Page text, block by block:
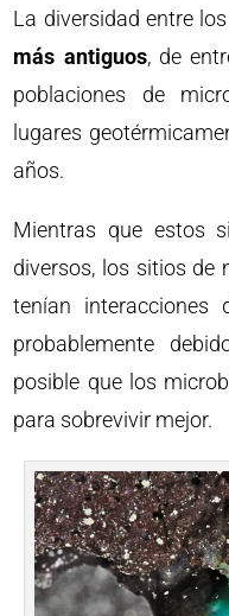
La diversidad entre
más antiguos, de
poblaciones de
lugares
años.
Mientras que estos
diversos, los sitios de
tenían interacciones
probablemente
posible que los
para sobrevivir mejor.